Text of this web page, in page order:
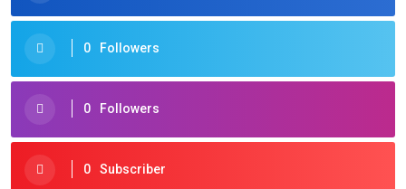
0 Followers
0 Followers
0 Subscriber